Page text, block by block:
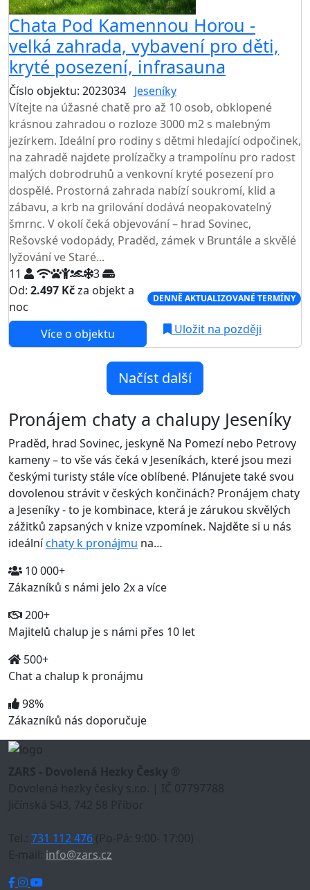
Chata Pod Kamennou Horou -
velká zahrada, vybavení pro děti,
kryté posezení, infrasauna
Číslo objektu: 2023034 Jeseníky
Vítejte na úžasné chatě pro až 10 osob, obklopené
krásnou zahradou o rozloze 3000 m2 s malebným
jezírkem. Ideální pro rodiny s dětmi hledající odpočinek,
na zahradě najdete prolízačky a trampolínu pro radost
malých dobrodruhů a venkovní kryté posezení pro
dospělé. Prostorná zahrada nabízí soukromí, klid a
zábavu, a krb na grilování dodává neopakovatelný
šmrnc. V okolí čeká objevování – hrad Sovinec,
Rešovské vodopády, Praděd, zámek v Bruntále a skvělé
lyžování ve Staré...
11
3
Od: 2.497 Kčza objekt a
noc
DENNĚ AKTUALIZOVANÉ TERMÍNY
Více o objektu Uložit na později
Načíst další
Pronájem chaty a chalupy Jeseníky
Praděd, hrad Sovinec, jeskyně Na Pomezí nebo Petrovy
kameny – to vše vás čeká v Jeseníkách, které jsou mezi
českými turisty stále více oblíbené. Plánujete také svou
dovolenou strávit v českých končinách? Pronájem chaty
a Jeseníky - to je kombinace, která je zárukou skvělých
zážitků zapsaných v knize vzpomínek. Najděte si u nás
ideálníchaty k pronájmu na…
10 000+
Zákazníků s námi jelo 2x a více
200+
Majitelů chalup je s námi přes 10 let
500+
Chat a chalup k pronájmu
98%
Zákazníků nás doporučuje
ZARS - Dovolená Hezky Česky ®
Dovolená hezky česky s.r.o. | IČ 07797788
Jičínská 543, 742 58 Příbor
Tel.: 731 112 476 (Po-Pá: 9:00- 17:00)
E-mail: info@zars.cz